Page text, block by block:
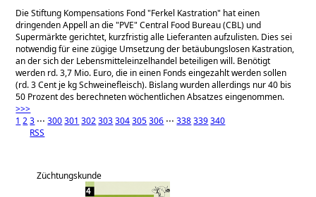
Die Stiftung Kompensations Fond Ferkel Kastration hat einen
dringenden Appell an die PVE Central Food Bureau (CBL) und
Supermärkte gerichtet, kurzfristig alle Lieferanten aufzulisten. Dies sei
notwendig für eine zügige Umsetzung der betäubungslosen Kastration,
an der sich der Lebensmitteleinzelhandel beteiligen will. Benötigt
werden rd. 3,7 Mio. Euro, die in einen Fonds eingezahlt werden sollen
(rd. 3 Cent je kg Schweinefleisch). Bislang wurden allerdings nur 40 bis
50 Prozent des berechneten wöchentlichen Absatzes eingenommen.
>>>
1 23 ⋅⋅⋅300301 302303304305306 ⋅⋅⋅338339340
RSS
Züchtungskunde